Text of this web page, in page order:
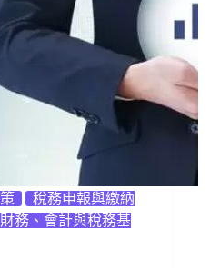
稅務申報與繳納
財務、會計與稅務基